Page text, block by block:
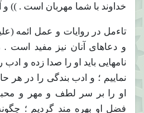
خداوند با شما مهربان است . )) و
تاءمل در روايات و عمل ائمه
و دعاهاى آنان نيز مفيد است .
نامهايى بايد او را صدا زده و
نماييم ؛ و ادب بندگى را در هر
او را بر سر لطف و مهر و
فضل او بهره مند گرديم ؛